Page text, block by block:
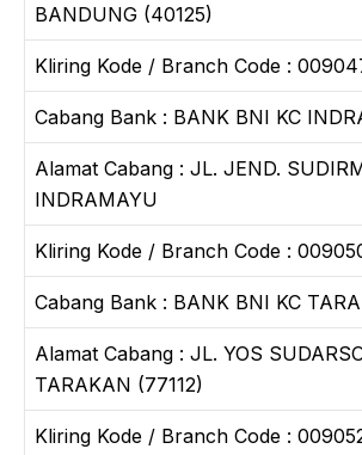
BANDUNG (40125)
Kliring Kode / Branch Code :
Cabang Bank : BANK BNI KC
Alamat Cabang : JL. JEND.
INDRAMAYU
Kliring Kode / Branch Code :
Cabang Bank : BANK BNI KC
Alamat Cabang : JL. YOS
TARAKAN (77112)
Kliring Kode / Branch Code :